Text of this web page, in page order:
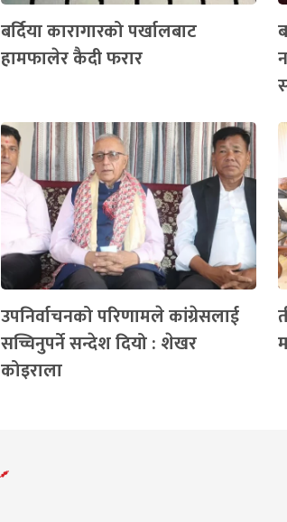
बर्दिया कारागारको पर्खालबाट
हामफालेर कैदी फरार
उपनिर्वाचनको परिणामले कांग्रेसलाई
सच्चिनुपर्ने सन्देश दियो : शेखर
कोइराला